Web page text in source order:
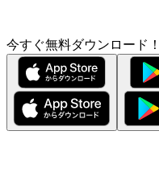
今すぐ無料ダウンロード！